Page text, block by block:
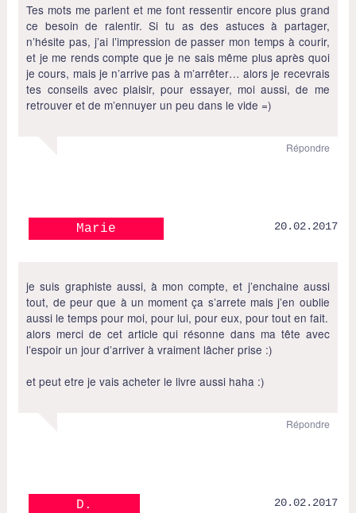
Tes mots me parlent et me font ressentir encore plus grand
ce besoin de ralentir. Si tu as des astuces à partager,
n’hésite pas, j’ai l’impression de passer mon temps à courir,
et je me rends compte que je ne sais même plus après quoi
je cours, mais je n’arrive pas à m’arrêter… alors je recevrais
tes conseils avec plaisir, pour essayer, moi aussi, de me
retrouver et de m’ennuyer un peu dans le vide =)
Répondre
Marie 20.02.2017
je suis graphiste aussi, à mon compte, et j’enchaine aussi
tout, de peur que à un moment ça s’arrete mais j’en oublie
aussi le temps pour moi, pour lui, pour eux, pour tout en fait.
alors merci de cet article qui résonne dans ma tête avec
l’espoir un jour d’arriver à vraiment lâcher prise :)
et peut etre je vais acheter le livre aussi haha :)
Répondre
D. 20.02.2017